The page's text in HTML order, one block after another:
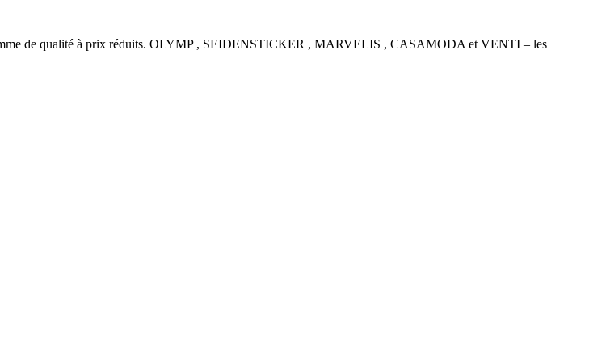
de qualité à prix réduits. OLYMP , SEIDENSTICKER , MARVELIS , CASAMODA et VENTI – les